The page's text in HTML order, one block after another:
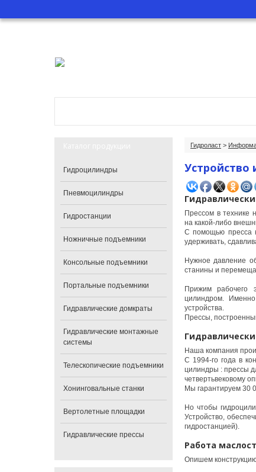
Гидроласт >
Устройство
Прессом в технике
на какой-либо
С помощью пресса
удерживать,
Нужное давление
станины и
Прижим рабочего
цилиндром.
устройства.
Прессы,
Наша компания
С 1994-го года в
цилиндры : прессы
четвертьвековому
Мы гарантируем 30
Но чтобы
Устройство,
гидростанцией).
Работа
Опишем
Гидроцилиндры
Пневмоцилиндры
Гидростанции
Ножничные подъемники
Консольные подъемники
Портальные подъемники
Гидравлические домкраты
Гидравлические монтажные
системы
Телескопические подъемники
Хонинговальные станки
Вертолетные площадки
Гидравлические прессы